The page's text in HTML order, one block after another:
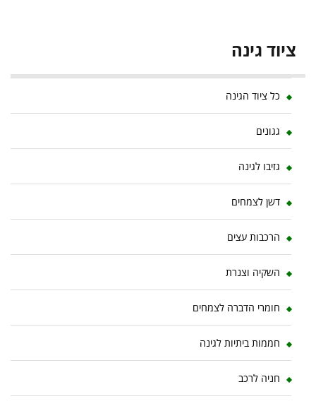
ציוד גינה
כל ציוד הגינה
גגונים
גזיבו לגינה
דשן לצמחים
הרכבות עצים
השקיה וצנרת
חומרי הדברה לצמחים
חממות ביתיות לגינה
חניה לרכב